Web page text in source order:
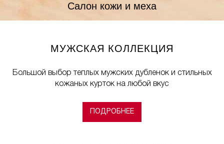
Салон кожи и меха
МУЖСКАЯ КОЛЛЕКЦИЯ
Большой выбор теплых мужских дубленок и стильных
кожаных курток на любой вкус
ПОДРОБНЕЕ